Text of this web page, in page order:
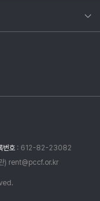
번호 : 612-82-23082
관) rent@pccf.or.kr